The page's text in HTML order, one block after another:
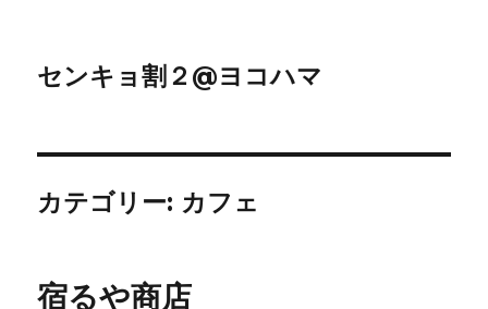
センキョ割２@ヨコハマ
カテゴリー: カフェ
宿るや商店